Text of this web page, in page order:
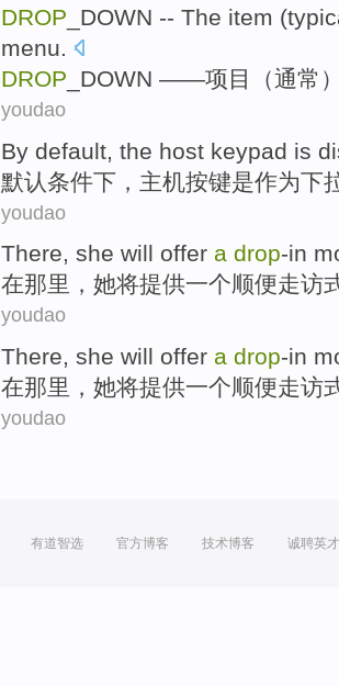
DROP _DOWN -- The item (
menu.
DROP _DOWN ——项目 （通常
youdao
By default the host keypad is
默认条件下， 主机按键是作为下
youdao
There, she will offer a drop-in
在那里 ， 她将提供一个顺便走访
youdao
There, she will offer a drop-in
在那里 ， 她将提供一个顺便走访
youdao
有道智选 官方博客 技术博客 诚聘英才